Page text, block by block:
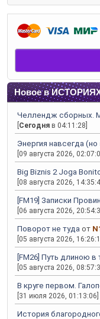
Новое в
Челлендж сборных.
Сегодня в 04:11:28]
Энергия навсегда (но
[09 августа 2026,
Big Biznis 2 Joga
[08 августа 2026,
[FM19] Записки
[06 августа 2026,
Поворот не туда от
[05 августа 2026,
[FM26] Путь длиною в
[05 августа 2026,
В круге первом.
[31 июля 2026, 01:13:06]
История